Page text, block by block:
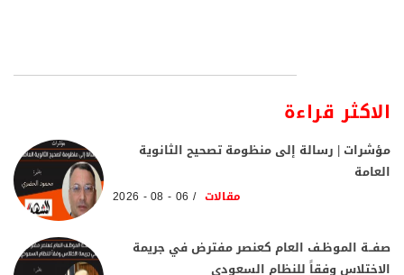
الاكثر قراءة
مؤشرات | رسالة إلى منظومة تصحيح الثانوية
العامة
مقالات 06 - 08 - 2026
صفــة الموظـف العام كعنصر مفترض في جريمة
الاختلاس وفقاً للنظام السعودي